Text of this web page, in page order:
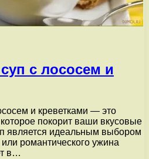
с лососем и
и креветками — это
покорит ваши вкусовые
является идеальным выбором
романтического ужина
в…